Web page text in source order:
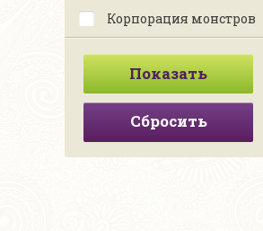
Корпорация монстров
Сбросить